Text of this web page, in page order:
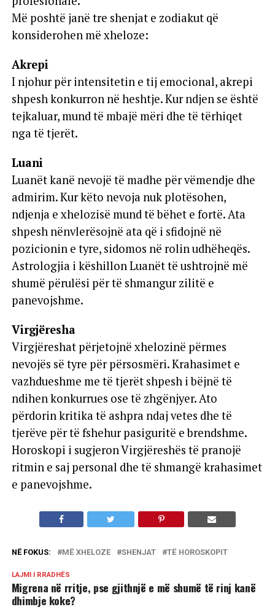
Më poshtë janë tre shenjat e zodiakut që
konsiderohen më xheloze:
Akrepi
I njohur për intensitetin e tij emocional, akrepi
shpesh konkurron në heshtje. Kur ndjen se është
tejkaluar, mund të mbajë mëri dhe të tërhiqet
nga të tjerët.
Luani
Luanët kanë nevojë të madhe për vëmendje dhe
admirim. Kur këto nevoja nuk plotësohen,
ndjenja e xhelozisë mund të bëhet e fortë. Ata
shpesh nënvlerësojnë ata që i sfidojnë në
pozicionin e tyre, sidomos në rolin udhëheqës.
Astrologjia i këshillon Luanët të ushtrojnë më
shumë përulësi për të shmangur zilitë e
panevojshme.
Virgjëresha
Virgjëreshat përjetojnë xhelozinë përmes
nevojës së tyre për përsosmëri. Krahasimet e
vazhdueshme me të tjerët shpesh i bëjnë të
ndihen konkurrues ose të zhgënjyer. Ato
përdorin kritika të ashpra ndaj vetes dhe të
tjerëve për të fshehur pasiguritë e brendshme.
Horoskopi i sugjeron Virgjëreshës të pranojë
ritmin e saj personal dhe të shmangë krahasimet
e panevojshme.
NË FOKUS: MË XHELOZE SHENJAT TË HOROSKOPIT
LAJMI I RRADHËS
Migrena në rritje, pse gjithnjë e më shumë të rinj kanë
dhimbje koke?